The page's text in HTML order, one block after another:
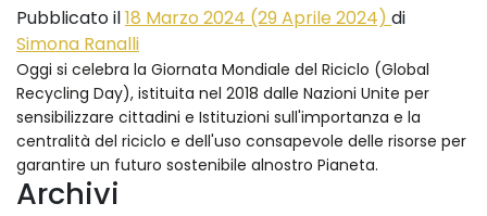
Pubblicato il18 Marzo 2024 (29 Aprile 2024) di
Simona Ranalli
Oggi si celebra la Giornata Mondiale del Riciclo (Global
Recycling Day), istituita nel 2018 dalle Nazioni Unite per
sensibilizzare cittadini e Istituzioni sull'importanza e la
centralità del riciclo e dell'uso consapevole delle risorse per
garantire un futuro sostenibile alnostro Pianeta.
Archivi